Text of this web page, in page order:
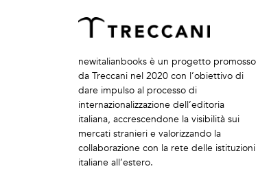
newitalianbooks è un progetto promosso
da Treccani nel 2020 con l’obiettivo di
dare impulso al processo di
internazionalizzazione dell’editoria
italiana, accrescendone la visibilità sui
mercati stranieri e valorizzando la
collaborazione con la rete delle istituzioni
italiane all’estero.